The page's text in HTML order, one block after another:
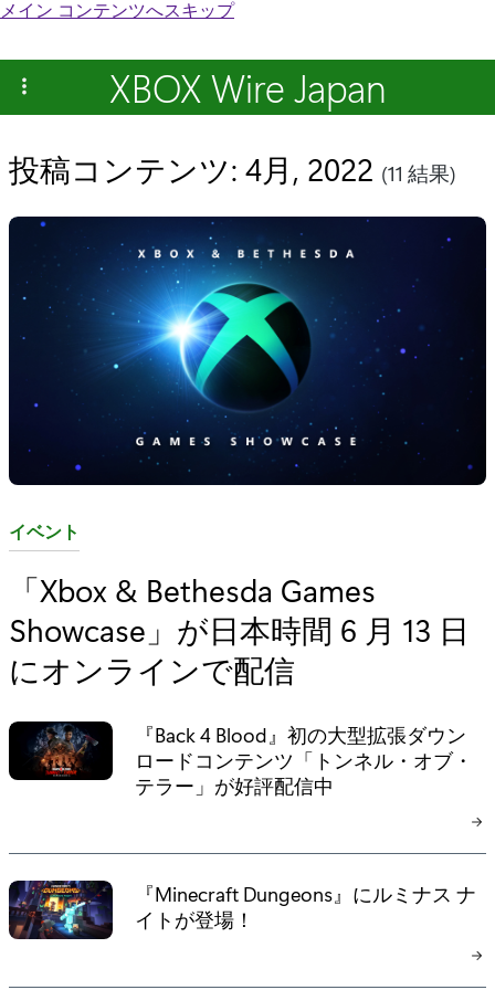
メイン コンテンツへスキップ
XBOX Wire Japan
投稿コンテンツ: 4月, 2022 (11 結果)
カ
リ
イベント
「Xbox & Bethesda Games
Showcase」が日本時間 6 月 13 日
にオンラインで配信
『Back 4 Blood』初の大型拡張ダウン
ロードコンテンツ「トンネル・オブ・
テラー」が好評配信中
『Minecraft Dungeons』にルミナス ナ
イトが登場！